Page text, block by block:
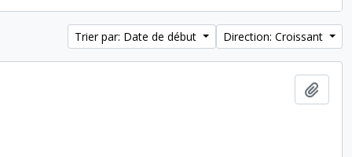
Trier par: Date de début Direction: Croissant